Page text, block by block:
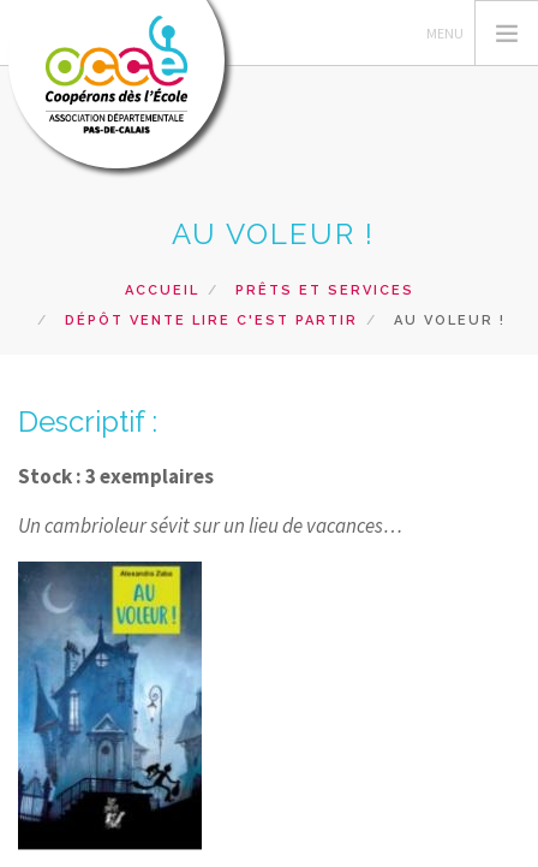
GERER SA COOPERATIVE
NOS ACTIONS PEDAGOGIQUES
RESSOURCES ET SERVICES
RECHERCHER
CONTACT
AU VOLEUR !
ACCUEIL
PRÊTS ET SERVICES
DÉPÔT VENTE LIRE C'EST PARTIR
AU VOLEUR !
Descriptif :
Stock : 3 exemplaires
Un cambrioleur sévit sur un lieu de vacances…